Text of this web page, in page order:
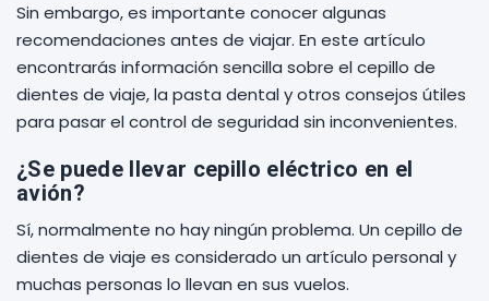
Sin embargo, es importante conocer algunas
recomendaciones antes de viajar. En este artículo
encontrarás información sencilla sobre el cepillo de
dientes de viaje, la pasta dental y otros consejos útiles
para pasar el control de seguridad sin inconvenientes.
¿Se puede llevar cepillo eléctrico en el
avión?
Sí, normalmente no hay ningún problema. Un cepillo de
dientes de viaje es considerado un artículo personal y
muchas personas lo llevan en sus vuelos.